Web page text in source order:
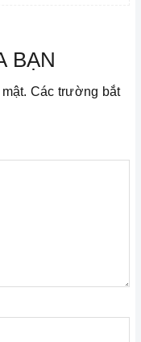
BẠN
Các trường bắt